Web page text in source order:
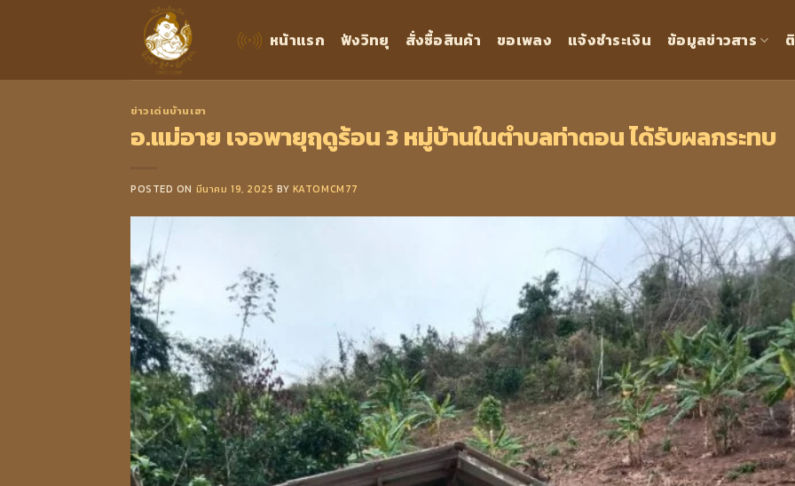
หน้าแรก ฟังวิทยุ สั่งซื้อสินค้า ขอเพลง แจ้งชำระเงิน ข้อมูลข่าวสาร
ข่าวเด่นบ้านเฮา
อ.แม่อาย เจอพายุฤดูร้อน 3 หมู่บ้านในตำบลท่าตอน ได้รับผลกระทบ
POSTED ON มีนาคม 19, 2025 BY KATOMCM77